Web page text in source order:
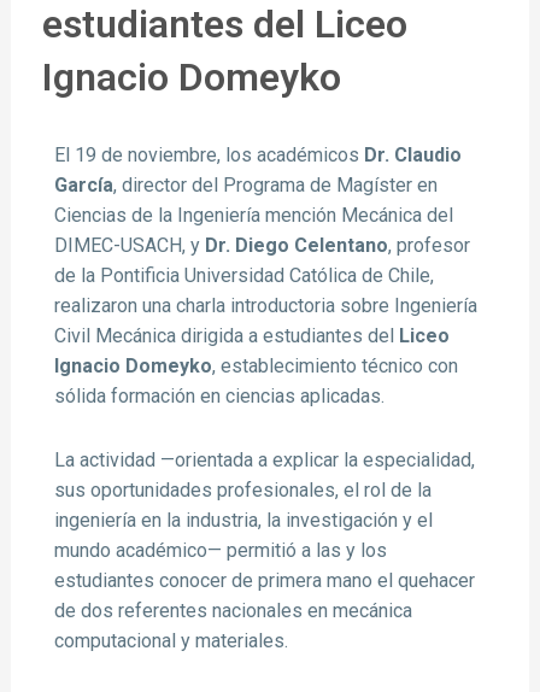
estudiantes del Liceo
Ignacio Domeyko
El 19 de noviembre, los académicos Dr. Claudio
García, director del Programa de Magíster en
Ciencias de la Ingeniería mención Mecánica del
DIMEC-USACH, y Dr. Diego Celentano, profesor
de la Pontificia Universidad Católica de Chile,
realizaron una charla introductoria sobre Ingeniería
Civil Mecánica dirigida a estudiantes del
Liceo
Ignacio Domeyko, establecimiento técnico con
sólida formación en ciencias aplicadas.
La actividad —orientada a explicar la especialidad,
sus oportunidades profesionales, el rol de la
ingeniería en la industria, la investigación y el
mundo académico— permitió a las y los
estudiantes conocer de primera mano el quehacer
de dos referentes nacionales en mecánica
computacional y materiales.